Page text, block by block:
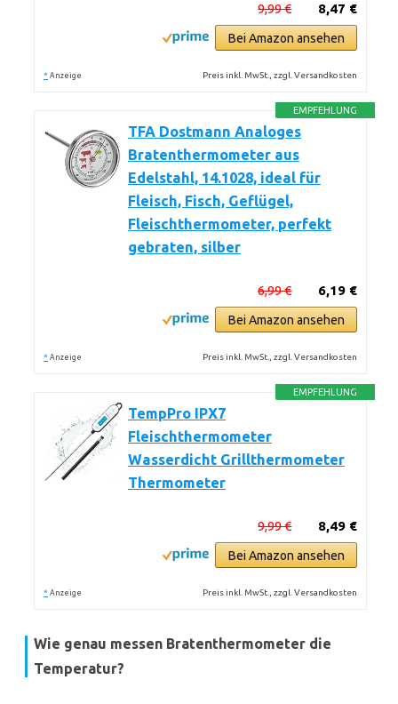
8,47 €
9,99 €
Bei Amazon ansehen
* Anzeige Preis inkl. MwSt., zzgl. Versandkosten
EMPFEHLUNG
TFA Dostmann Analoges
Bratenthermometer aus
Edelstahl, 14.1028, ideal für
Fleisch, Fisch, Geflügel,
Fleischthermometer, perfekt
gebraten, silber
6,19 €
6,99 €
Bei Amazon ansehen
* Anzeige Preis inkl. MwSt., zzgl. Versandkosten
EMPFEHLUNG
TempPro IPX7
Fleischthermometer
Wasserdicht Grillthermometer
Thermometer
8,49 €
9,99 €
Bei Amazon ansehen
* Anzeige Preis inkl. MwSt., zzgl. Versandkosten
Wie genau messen Bratenthermometer die
Temperatur?